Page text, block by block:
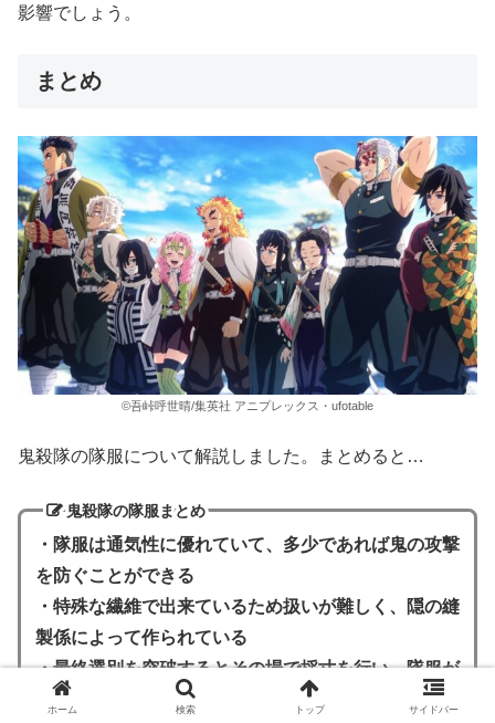
影響でしょう。
まとめ
©吾峠呼世晴/集英社 アニプレックス・ufotable
鬼殺隊の隊服について解説しました。まとめると…
鬼殺隊の隊服まとめ
・隊服は通気性に優れていて、多少であれば鬼の攻撃
を防ぐことができる
・特殊な繊維で出来ているため扱いが難しく、隠の縫
製係によって作られている
・最終選別を突破するとその場で採寸を行い、隊服が
支給される
ホーム 検索 トップ サイドバー